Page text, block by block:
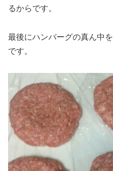
るからです。
最後にハンバーグの真ん中
です。